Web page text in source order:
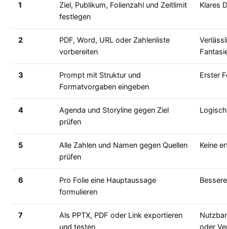
1
Ziel, Publikum, Folienzahl und Zeitlimit
festlegen
Klares
2
PDF, Word, URL oder Zahlenliste
vorbereiten
3
Prompt mit Struktur und
Formatvorgaben eingeben
Erster
4
Agenda und Storyline gegen Ziel
prüfen
5
Alle Zahlen und Namen gegen Quellen
prüfen
Keine
6
Pro Folie eine Hauptaussage
formulieren
7
Als PPTX, PDF oder Link exportieren
und testen
oder